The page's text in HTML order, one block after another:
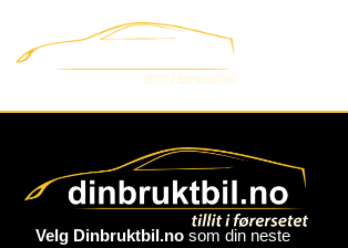
Velg Dinbruktbil.nosom din neste